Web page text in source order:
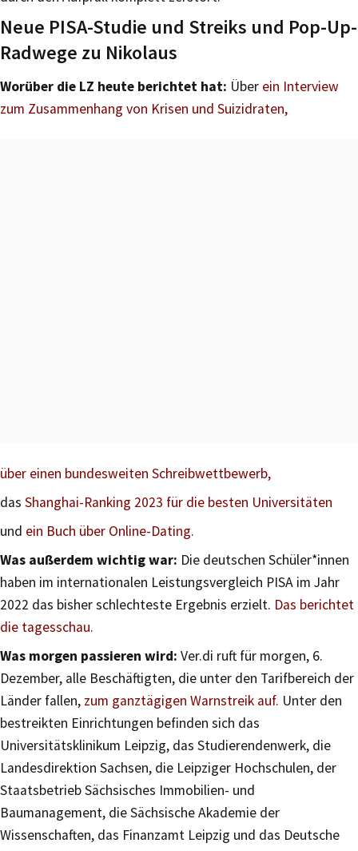
Neue PISA-Studie und Streiks und Pop-Up-
Radwege zu Nikolaus
Worüber die LZ heute berichtet hat: Über ein Interview
zum Zusammenhang von Krisen und Suizidraten,
über einen bundesweiten Schreibwettbewerb,
das Shanghai-Ranking 2023 für die besten Universitäten
und ein Buch über Online-Dating.
Was außerdem wichtig war: Die deutschen Schüler*innen
haben im internationalen Leistungsvergleich PISA im Jahr
2022 das bisher schlechteste Ergebnis erzielt. Das berichtet
die tagesschau.
Was morgen passieren wird: Ver.di ruft für morgen, 6.
Dezember, alle Beschäftigten, die unter den Tarifbereich der
Länder fallen, zum ganztägigen Warnstreik auf. Unter den
bestreikten Einrichtungen befinden sich das
Universitätsklinikum Leipzig, das Studierendenwerk, die
Landesdirektion Sachsen, die Leipziger Hochschulen, der
Staatsbetrieb Sächsisches Immobilien- und
Baumanagement, die Sächsische Akademie der
Wissenschaften, das Finanzamt Leipzig und das Deutsche